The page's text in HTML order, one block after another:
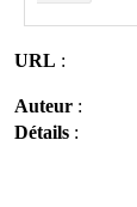
URL :
Auteur :
Détails :